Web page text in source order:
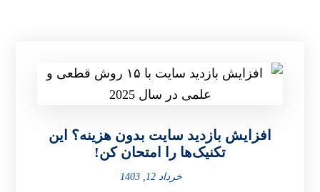
افزایش بازدید سایت بدون هزینه؟ این
تکنیک‌ها را امتحان کن!
خرداد 12, 1403